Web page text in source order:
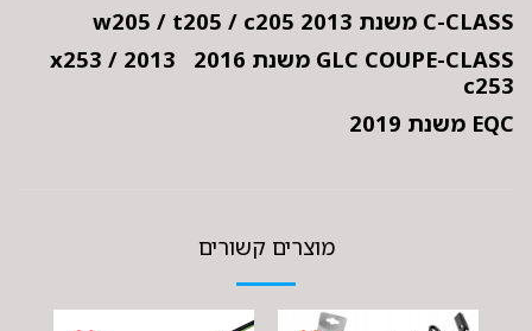
C-CLASS משנת 2013 w205 / t205 / c205
GLC COUPE-CLASS משנת 2016
2013 x253 /
c253
EQC משנת 2019
מוצרים קשורים